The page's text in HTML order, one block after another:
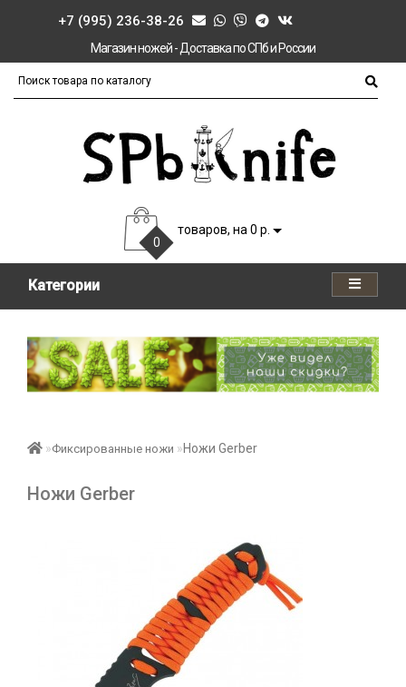
+7 (995) 236-38-26
Магазин ножей - Доставка по СПб и России
0
товаров, на 0 р.
Категории
Фиксированные ножи Ножи Gerber
Ножи Gerber